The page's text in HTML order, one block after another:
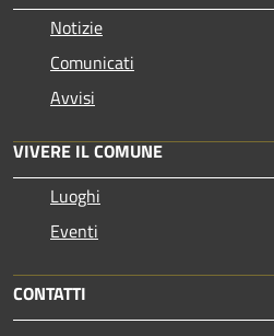
Notizie
Comunicati
Avvisi
VIVERE IL COMUNE
Luoghi
Eventi
CONTATTI